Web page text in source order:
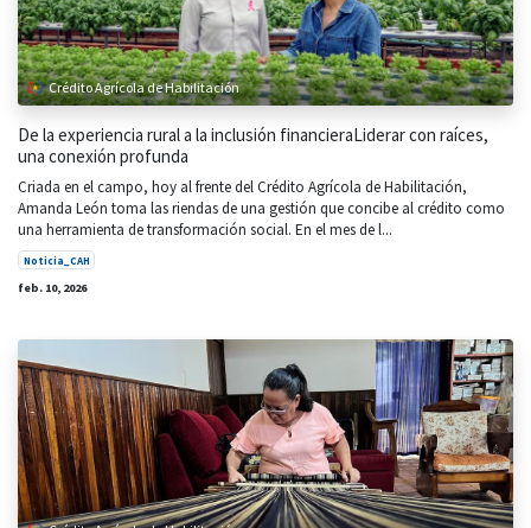
Crédito Agrícola de Habilitación
De la experiencia rural a la inclusión financieraLiderar con raíces,
una conexión profunda
Criada en el campo, hoy al frente del Crédito Agrícola de Habilitación,
Amanda León toma las riendas de una gestión que concibe al crédito como
una herramienta de transformación social. En el mes de l...
Noticia_CAH
feb. 10, 2026